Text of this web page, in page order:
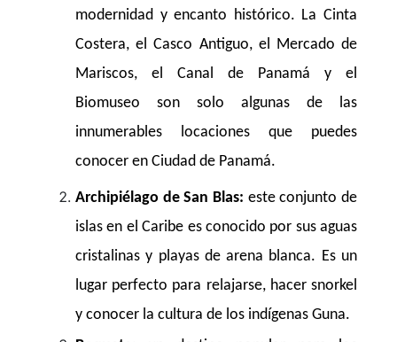
modernidad y encanto histórico. La Cinta
Costera, el Casco Antiguo, el Mercado de
Mariscos, el Canal de Panamá y el
Biomuseo son solo algunas de las
innumerables locaciones que puedes
conocer en Ciudad de Panamá.
Archipiélago de San Blas: este conjunto de
islas en el Caribe es conocido por sus aguas
cristalinas y playas de arena blanca. Es un
lugar perfecto para relajarse, hacer snorkel
y conocer la cultura de los indígenas Guna.